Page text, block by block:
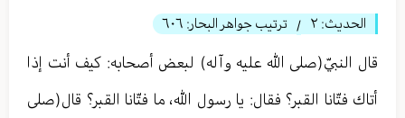
الحديث: ٢ / ترتيب جواهر البحار: ٦٠٦
قال النبيّ(صلى الله عليه وآله) لبعض أصحابه: كيف أنت إذا
أتاك فتّانا القبر؟ فقال: يا رسول الله، ما فتّانا القبر؟ قال(صلى